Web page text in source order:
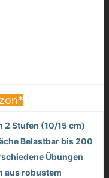
2 Stufen (10/15 cm)
Belastbar bis 200
Übungen
aus robustem